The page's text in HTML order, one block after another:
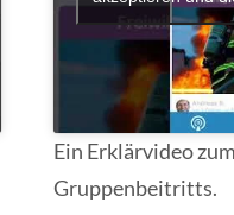
Ein Erklärvideo
Gruppenbeitritts.